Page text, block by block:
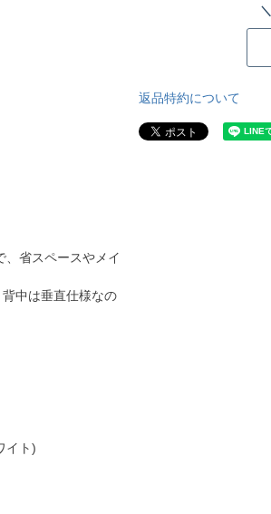
、省スペースやメイ
中は垂直仕様なの
イト)
返品特約について